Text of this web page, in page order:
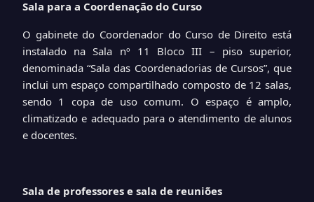
Sala para a Coordenação do Curso
O gabinete do Coordenador do Curso de Direito está
instalado na Sala nº 11 Bloco III – piso superior,
denominada “Sala das Coordenadorias de Cursos”, que
inclui um espaço compartilhado composto de 12 salas,
sendo 1 copa de uso comum. O espaço é amplo,
climatizado e adequado para o atendimento de alunos
e docentes.
Sala de professores e sala de reuniões